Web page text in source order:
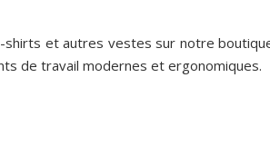
et autres vestes sur notre
de travail modernes et ergonomiques.